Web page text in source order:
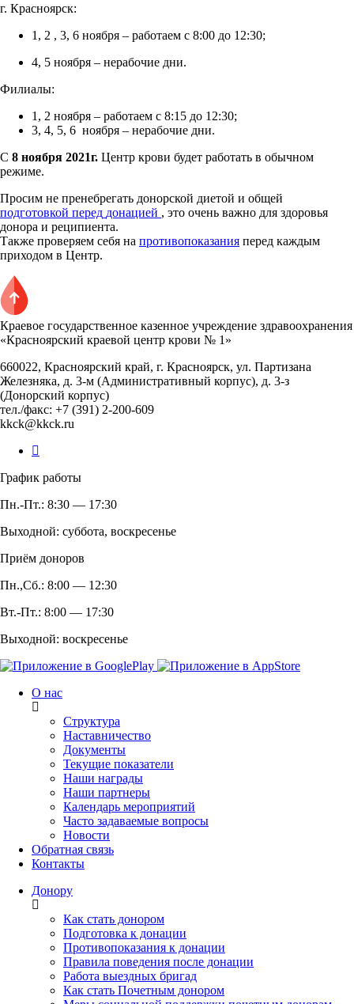
г. Красноярск:
1, 2 , 3, 6 ноября – работаем с 8:00 до 12:30;
4, 5 ноября – нерабочие дни.
Филиалы:
1, 2 ноября – работаем с 8:15 до 12:30;
3, 4, 5, 6 ноября – нерабочие дни.
С 8 ноября 2021г. Центр крови будет работать в обычном
режиме.
Просим не пренебрегать донорской диетой и общей
подготовкой перед донацией , это очень важно для здоровья
донора и реципиента.
Также проверяем себя на противопоказания перед каждым
приходом в Центр.
Краевое государственное казенное учреждение здравоохранения
«Красноярский краевой центр крови № 1»
660022, Красноярский край, г. Красноярск, ул. Партизана
Железняка, д. 3-м (Административный корпус), д. 3-з
(Донорский корпус)
тел./факс: +7 (391) 2-200-609
kkck@kkck.ru
График работы
Пн.-Пт.: 8:30 — 17:30
Выходной: суббота, воскресенье
Приём доноров
Пн.,Сб.: 8:00 — 12:30
Вт.-Пт.: 8:00 — 17:30
Выходной: воскресенье
О нас
Структура
Наставничество
Документы
Текущие показатели
Наши награды
Наши партнеры
Календарь мероприятий
Часто задаваемые вопросы
Новости
Обратная связь
Контакты
Донору
Как стать донором
Подготовка к донации
Противопоказания к донации
Правила поведения после донации
Работа выездных бригад
Как стать Почетным донором